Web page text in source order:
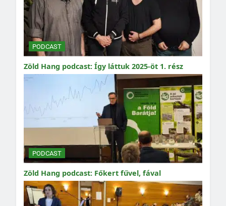
PODCAST
Zöld Hang podcast: Így láttuk 2025-öt 1. rész
PODCAST
Zöld Hang podcast: Főkert fűvel, fával